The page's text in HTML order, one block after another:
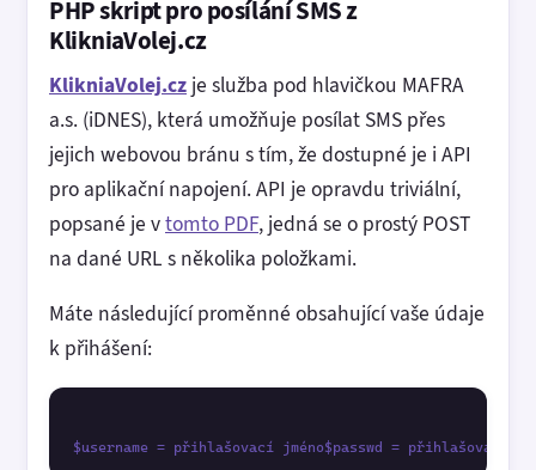
PHP skript pro posílání SMS z
KlikniaVolej.cz
KlikniaVolej.cz je služba pod hlavičkou MAFRA
a.s. (iDNES), která umožňuje posílat SMS přes
jejich webovou bránu s tím, že dostupné je i API
pro aplikační napojení. API je opravdu triviální,
popsané je vtomto PDF, jedná se o prostý POST
na dané URL s několika položkami.
Máte následující proměnné obsahující vaše údaje
k přihášení: